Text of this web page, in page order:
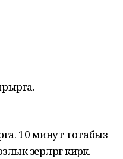
10 минут тотабыз
әзерләргә кирәк.